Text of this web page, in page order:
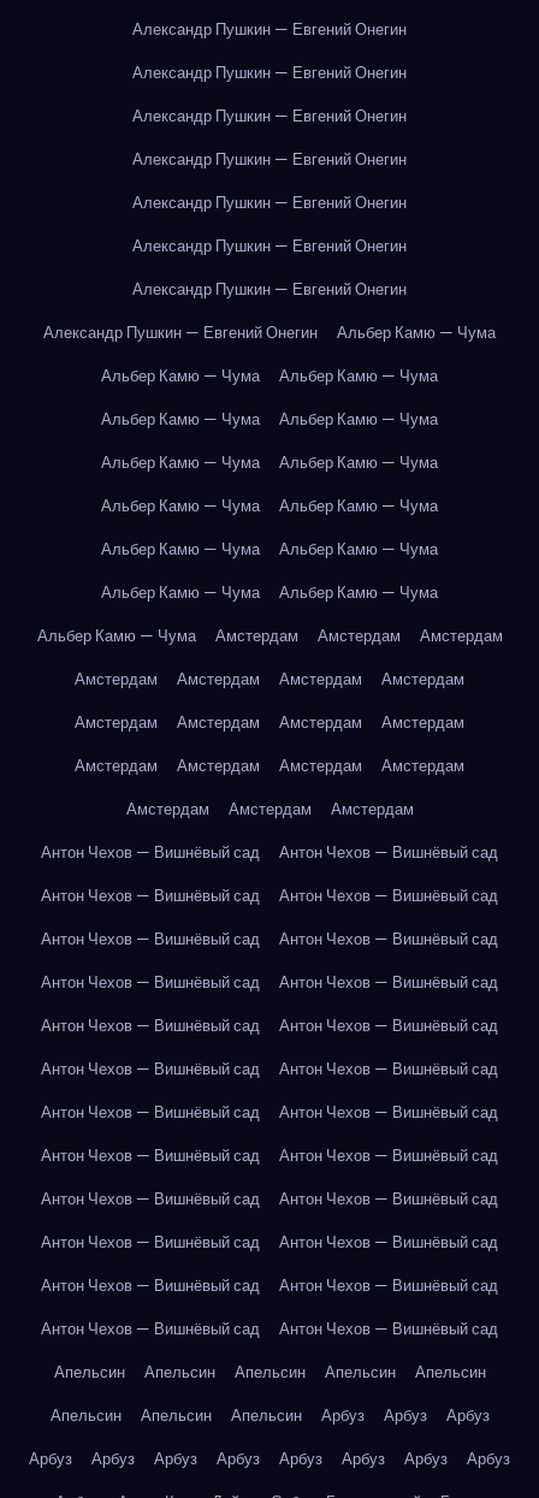
Александр Пушкин — Евгений Онегин
Александр Пушкин — Евгений Онегин
Александр Пушкин — Евгений Онегин
Александр Пушкин — Евгений Онегин
Александр Пушкин — Евгений Онегин
Александр Пушкин — Евгений Онегин
Александр Пушкин — Евгений Онегин
Александр Пушкин — Евгений Онегин
Альбер Камю — Чума
Альбер Камю — Чума
Альбер Камю — Чума
Альбер Камю — Чума
Альбер Камю — Чума
Альбер Камю — Чума
Альбер Камю — Чума
Альбер Камю — Чума
Альбер Камю — Чума
Альбер Камю — Чума
Альбер Камю — Чума
Альбер Камю — Чума
Альбер Камю — Чума
Альбер Камю — Чума
Амстердам Амстердам
Амстердам
Амстердам
Амстердам Амстердам
Амстердам
Амстердам
Амстердам Амстердам
Амстердам
Амстердам
Амстердам Амстердам
Амстердам
Амстердам
Амстердам
Амстердам
Антон Чехов — Вишнёвый сад
Антон Чехов — Вишнёвый сад
Антон Чехов — Вишнёвый сад
Антон Чехов — Вишнёвый сад
Антон Чехов — Вишнёвый сад
Антон Чехов — Вишнёвый сад
Антон Чехов — Вишнёвый сад
Антон Чехов — Вишнёвый сад
Антон Чехов — Вишнёвый сад
Антон Чехов — Вишнёвый сад
Антон Чехов — Вишнёвый сад
Антон Чехов — Вишнёвый сад
Антон Чехов — Вишнёвый сад
Антон Чехов — Вишнёвый сад
Антон Чехов — Вишнёвый сад
Антон Чехов — Вишнёвый сад
Антон Чехов — Вишнёвый сад
Антон Чехов — Вишнёвый сад
Антон Чехов — Вишнёвый сад
Антон Чехов — Вишнёвый сад
Антон Чехов — Вишнёвый сад
Антон Чехов — Вишнёвый сад
Антон Чехов — Вишнёвый сад
Антон Чехов — Вишнёвый сад
Апельсин
Апельсин Апельсин Апельсин
Апельсин
Апельсин
Апельсин Апельсин Арбуз Арбуз
Арбуз
Арбуз
Арбуз Арбуз Арбуз Арбуз Арбуз Арбуз
Арбуз